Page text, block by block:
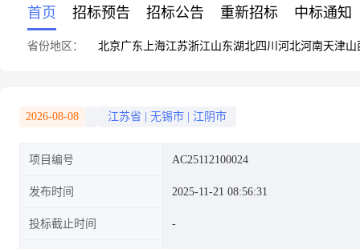
首页 招标预告 招标公告 重新招标 中标通知
省份地区： 北京广东 上海江苏浙江山东湖北四川 河北河南天津山
2026-08-08 江苏省 无锡市 江阴市
项目编号 AC25112100024
发布时间 2025-11-21 08:56:31
投标截止时间